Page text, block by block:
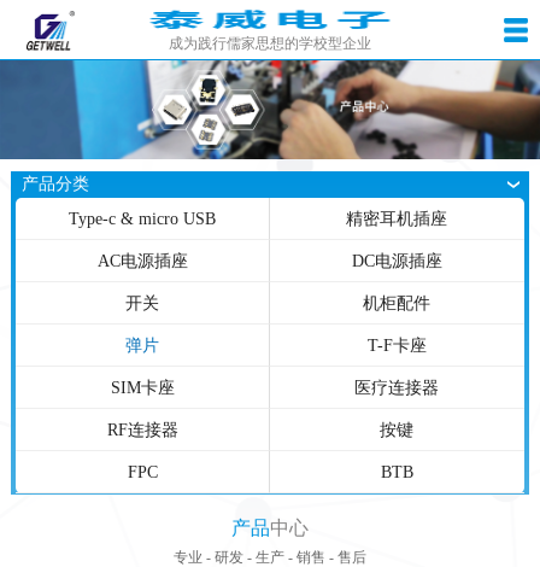
成为践行儒家思想的学校型企业
产品分类
Type-c & micro USB
精密耳机插座
AC电源插座 DC电源插座
开关 机柜配件
弹片 T-F卡座
SIM卡座 医疗连接器
RF连接器 按键
FPC BTB
产品中心
专业 - 研发 - 生产 - 销售 - 售后